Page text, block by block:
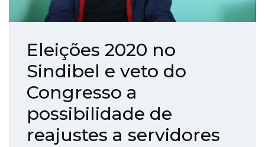
Eleições 2020 no
Sindibel e veto do
Congresso a
possibilidade de
reajustes a servidores